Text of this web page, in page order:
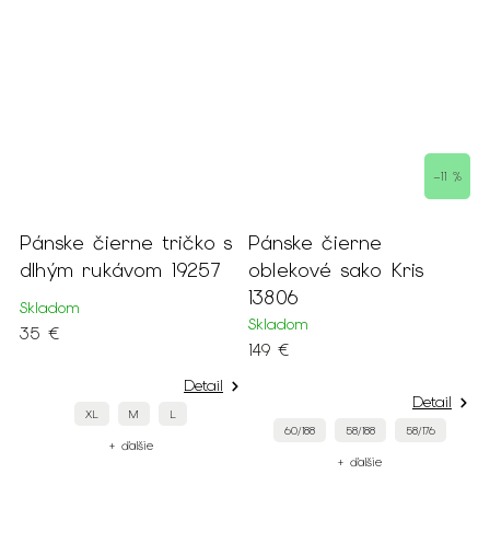
Pánske čierne tričko s
dlhým rukávom 19257
Skladom
35 €
Detail
XL M L
+ ďalšie
–11 %
Pánske čierne
oblekové sako Kris
13806
Skladom
149 €
Detail
60/188 58/188 58/176
+ ďalšie